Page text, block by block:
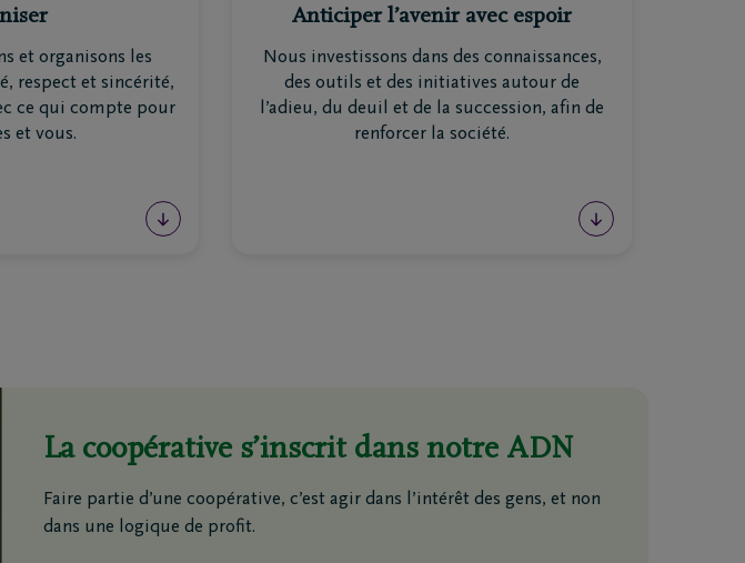
et organisons les
respect et sincérité,
ce qui compte pour
et vous.
funéraires sont
nuit pour vous
décharger, vous et
Anticiper l’avenir avec espoir
Nous investissons dans des connaissances,
des outils et des initiatives autour de
l’adieu, du deuil et de la succession, afin de
renforcer la société.
volontés”, nous créons des outils et des
traverser le deuil et se soutenir. Ensemble,
nous contribuons à une société plus forte
face à la perte et au décès.
La coopérative s’inscrit dans notre ADN
Faire partie d’une coopérative, c’est agir dans l’intérêt des gens, et non
dans une logique de profit.